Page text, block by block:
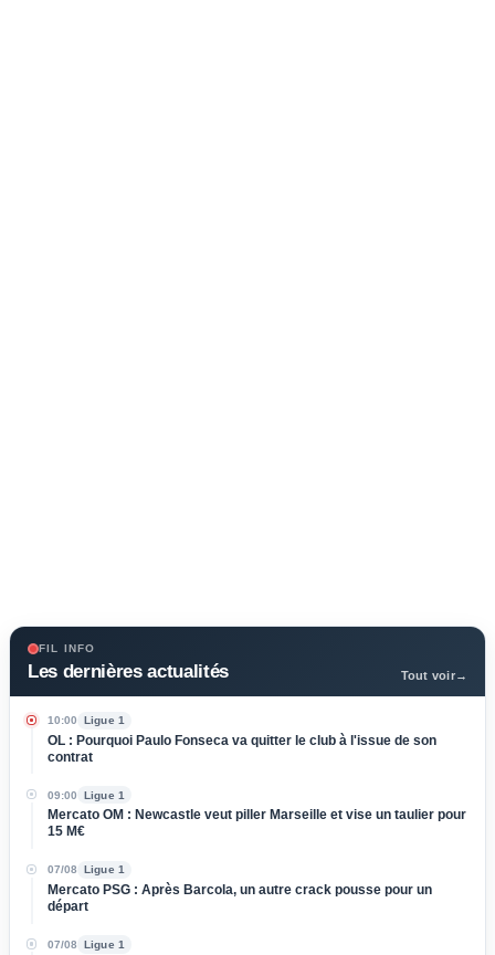
FIL INFO
Les dernières actualités Tout voir→
10:00 Ligue 1
OL : Pourquoi Paulo Fonseca va quitter le club à l'issue de son
contrat
09:00 Ligue 1
Mercato OM : Newcastle veut piller Marseille et vise un taulier pour
15 M€
07/08 Ligue 1
Mercato PSG : Après Barcola, un autre crack pousse pour un
départ
07/08 Ligue 1